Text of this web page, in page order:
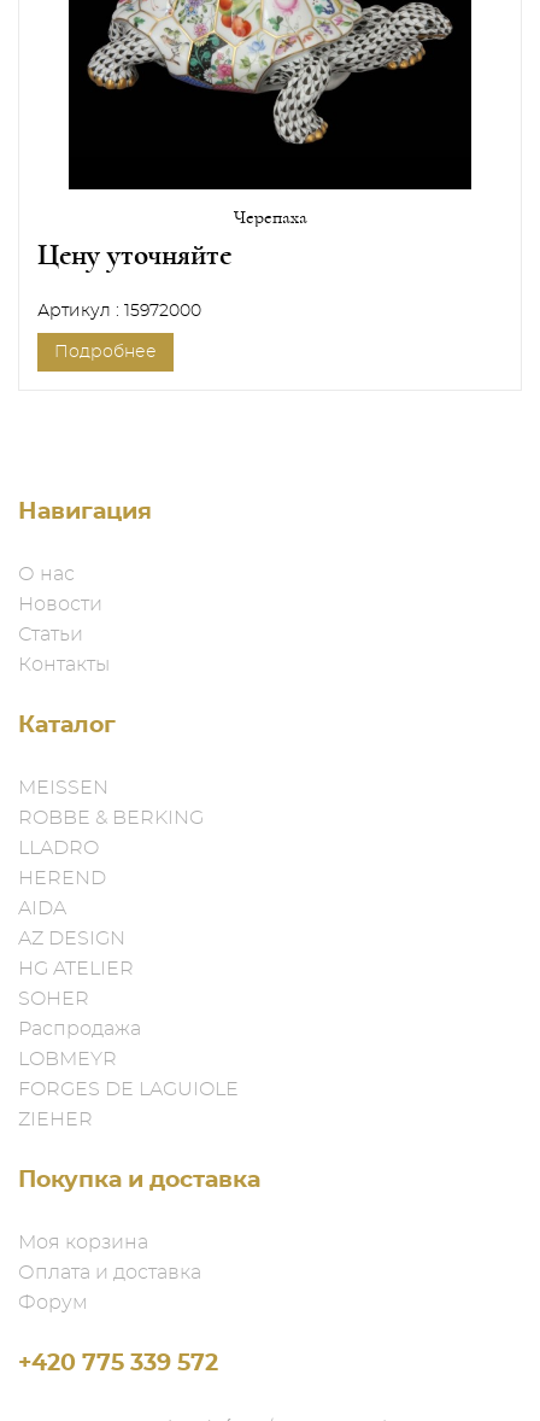
Черепаха
Цену уточняйте
Артикул : 15972000
Подробнее
Навигация
О нас
Новости
Статьи
Контакты
Каталог
MEISSEN
ROBBE & BERKING
LLADRO
HEREND
AIDA
AZ DESIGN
HG ATELIER
SOHER
Распродажа
LOBMEYR
FORGES DE LAGUIOLE
ZIEHER
Покупка и доставка
Моя корзина
Оплата и доставка
Форум
+420 775 339 572